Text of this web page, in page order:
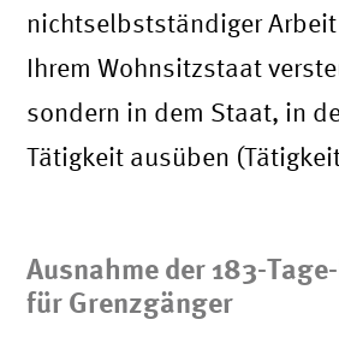
nichtselbstständiger
Ihrem Wohnsitzstaat
sondern in dem Staat, in
Tätigkeit ausüben
Ausnahme der 183-
für Grenzgänger